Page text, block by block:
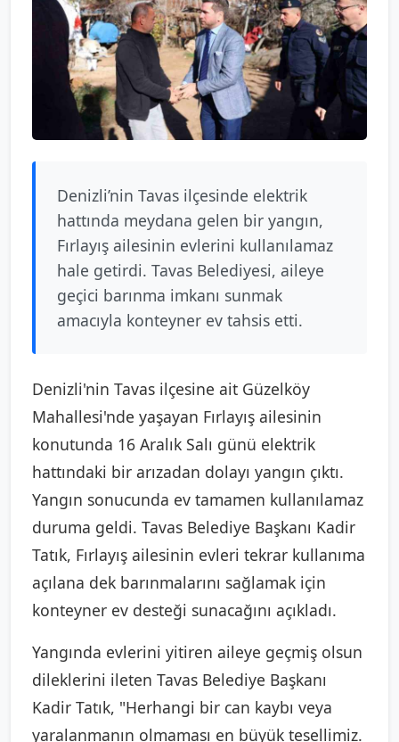
Denizli’nin Tavas ilçesinde elektrik
hattında meydana gelen bir yangın,
Fırlayış ailesinin evlerini kullanılamaz
hale getirdi. Tavas Belediyesi, aileye
geçici barınma imkanı sunmak
amacıyla konteyner ev tahsis etti.
Denizli'nin Tavas ilçesine ait Güzelköy
Mahallesi'nde yaşayan Fırlayış ailesinin
konutunda 16 Aralık Salı günü elektrik
hattındaki bir arızadan dolayı yangın çıktı.
Yangın sonucunda ev tamamen kullanılamaz
duruma geldi. Tavas Belediye Başkanı Kadir
Tatık, Fırlayış ailesinin evleri tekrar kullanıma
açılana dek barınmalarını sağlamak için
konteyner ev desteği sunacağını açıkladı.
Yangında evlerini yitiren aileye geçmiş olsun
dileklerini ileten Tavas Belediye Başkanı
Kadir Tatık, "Herhangi bir can kaybı veya
yaralanmanın olmaması en büyük tesellimiz.